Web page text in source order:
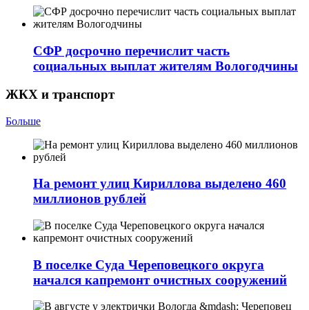
СФР досрочно перечислит часть
социальных выплат жителям Вологодчины
ЖКХ и транспорт
Больше
На ремонт улиц Кириллова выделено 460
миллионов рублей
В поселке Суда Череповецкого округа
начался капремонт очистных сооружений